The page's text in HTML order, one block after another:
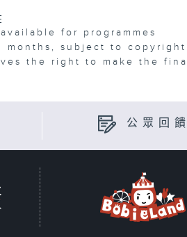
for programmes
months, subject to copyright
the right to make the final
公眾回饋